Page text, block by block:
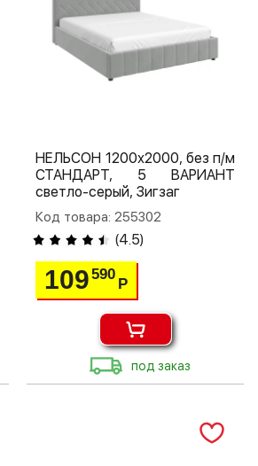
НЕЛЬСОН 1200х2000, без п/м
СТАНДАРТ, 5 ВАРИАНТ
светло-серый, Зигзаг
Код товара: 255302
(4.5)
109590
Р
под заказ